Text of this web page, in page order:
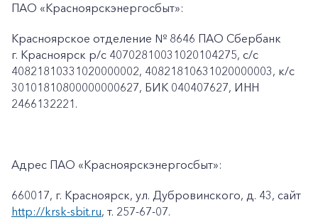
ПАО «Красноярскэнергосбыт»:
Красноярское отделение № 8646 ПАО Сбербанк
г. Красноярск p/c 40702810031020104275, с/с
40821810331020000002, 40821810631020000003, к/c
30101810800000000627, БИК 040407627, ИНН
2466132221.
Адрес ПАО «Красноярскэнергосбыт»:
660017, г. Красноярск, ул. Дубровинского, д. 43, сайт
http://krsk-sbit.ru, т. 257-67-07.